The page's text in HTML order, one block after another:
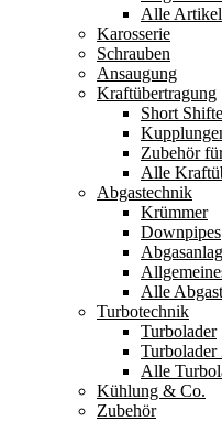
Alle
Karosserie
Schrauben
Ansaugung
Kraftübertragung
Short
Zubehör
Alle
Abgastechnik
Krümmer
Downpipes
Alle
Turbotechnik
Turbolader
Turbolader
Alle
Kühlung & Co.
Zubehör